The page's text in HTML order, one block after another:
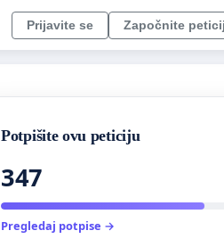
Prijavite se Započnite
Potpišite ovu peticiju
347
Pregledaj potpise →